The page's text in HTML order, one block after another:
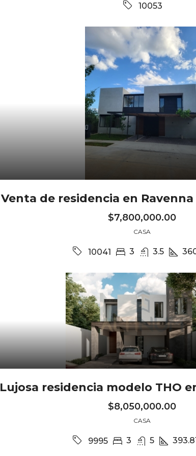
10053
Venta de residencia en
$7,800,000.00
CASA
10041 3 3.5
Lujosa residencia modelo THO
$8,050,000.00
CASA
9995 3 5